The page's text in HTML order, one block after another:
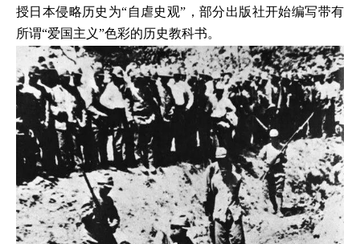
授日本侵略历史为“自虐史观”，部分出版社开始编写带有
所谓“爱国主义”色彩的历史教科书。